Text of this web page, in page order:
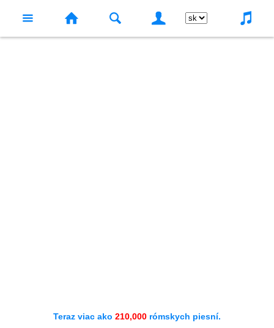
Teraz viac ako 210,000 rómskych piesní.